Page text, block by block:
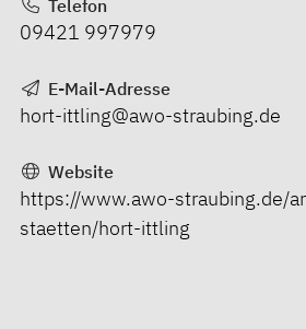
Telefon
09421 997979
E-Mail-Adresse
hort-ittling@awo-straubing.de
Website
https://www.awo-straubing.de/
staetten/hort-ittling